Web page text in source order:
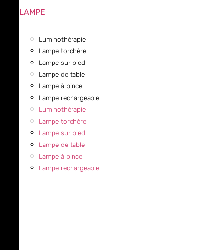
LAMPE
Luminothérapie
Lampe torchère
Lampe sur pied
Lampe de table
Lampe à pince
Lampe rechargeable
Luminothérapie
Lampe torchère
Lampe sur pied
Lampe de table
Lampe à pince
Lampe rechargeable